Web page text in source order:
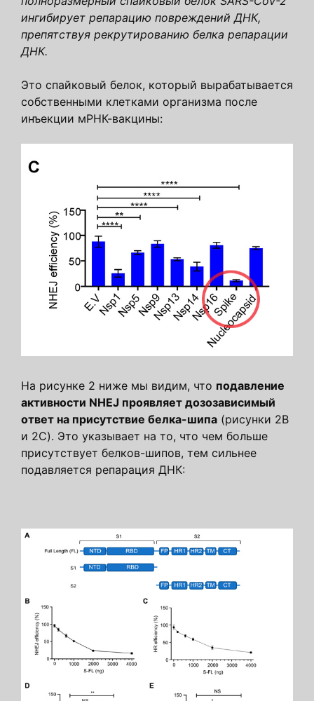
ингибирует репарацию повреждений ДНК,
препятствуя рекрутированию белка репарации
ДНК.
Это спайковый белок, который вырабатывается
собственными клетками организма после
инъекции мРНК-вакцины:
На рисунке 2 ниже мы видим, что подавление
активности NHEJ проявляет дозозависимый
ответ на присутствие белка-шипа (рисунки 2B
и 2C). Это указывает на то, что чем больше
присутствует белков-шипов, тем сильнее
подавляется репарация ДНК: